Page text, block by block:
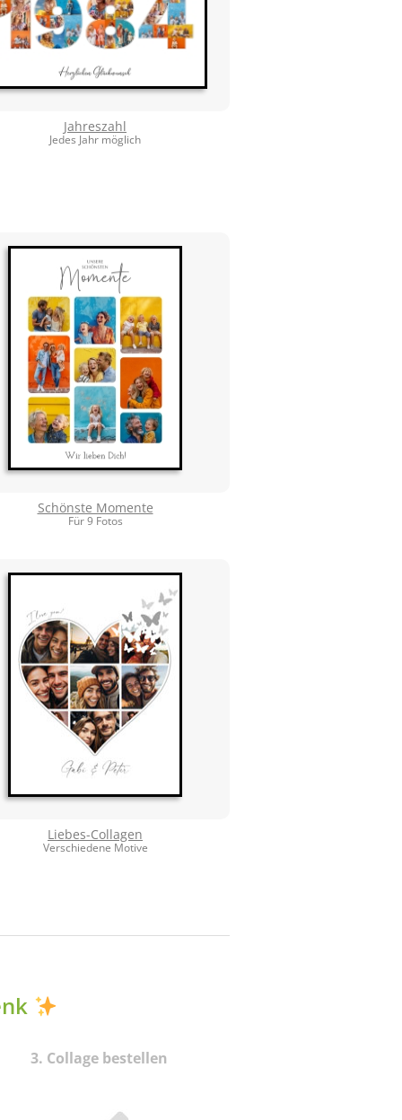
Jahreszahl
Jedes Jahr möglich
Schönste Momente
Für 9 Fotos
Liebes-Collagen
Verschiedene Motive
3. Collage bestellen